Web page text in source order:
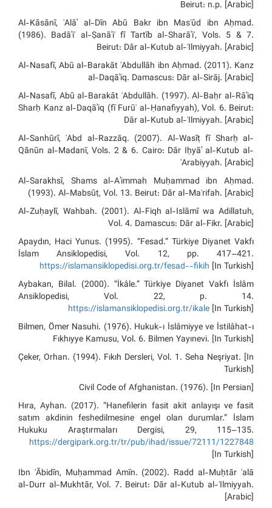
Beirut: n.p. [Arabic]
Al-Kāsānī, ʿAlāʾ al-Dīn Abū Bakr ibn Masʿūd ibn Aḥmad.
(1986). Badāʾiʿ al-Ṣanāʾiʿ fī Tartīb al-Sharāʾiʿ, Vols. 5 & 7.
Beirut: Dār al-Kutub al-ʿIlmiyyah. [Arabic]
Al-Nasafī, Abū al-Barakāt ʿAbdullāh ibn Aḥmad. (2011). Kanz
al-Daqāʾiq. Damascus: Dār al-Sirāj. [Arabic]
Al-Nasafī, Abū al-Barakāt ʿAbdullāh. (1997). Al-Baḥr al-Rāʾiq
Sharḥ Kanz al-Daqāʾiq (fī Furūʿ al-Ḥanafiyyah), Vol. 6. Beirut:
Dār al-Kutub al-ʿIlmiyyah. [Arabic]
Al-Sanhūrī, ʿAbd al-Razzāq. (2007). Al-Wasīṭ fī Sharḥ al-
Qānūn al-Madanī, Vols. 2 & 6. Cairo: Dār Iḥyāʾ al-Kutub al-
ʿArabiyyah. [Arabic]
Al-Sarakhsī, Shams al-Aʾimmah Muḥammad ibn Aḥmad.
(1993). Al-Mabsūṭ, Vol. 13. Beirut: Dār al-Maʿrifah. [Arabic]
Al-Zuḥaylī, Wahbah. (2001). Al-Fiqh al-Islāmī wa Adillatuh,
Vol. 4. Damascus: Dār al-Fikr. [Arabic]
Apaydın, Haci Yunus. (1995). “Fesad.” Türkiye Diyanet Vakfı
İslam Ansiklopedisi, Vol. 12, pp. 417–421.
https://islamansiklopedisi.org.tr/fesad--fikih [In Turkish]
Aybakan, Bilal. (2000). “İkâle.” Türkiye Diyanet Vakfı İslâm
Ansiklopedisi, Vol. 22, p. 14.
https://islamansiklopedisi.org.tr/ikale [In Turkish]
Bilmen, Ömer Nasuhi. (1976). Hukuk-ı İslâmiyye ve İstilâhat-ı
Fıkhıyye Kamusu, Vol. 6. Bilmen Yayınevi. [In Turkish]
Çeker, Orhan. (1994). Fıkıh Dersleri, Vol. 1. Seha Neşriyat. [In
Turkish]
Civil Code of Afghanistan. (1976). [In Persian]
Hıra, Ayhan. (2017). “Hanefilerin fasit akit anlayışı ve fasit
satım akdinin feshedilmesine engel olan durumlar.” İslam
Hukuku Araştırmaları Dergisi, 29, 115–135.
https://dergipark.org.tr/tr/pub/ihad/issue/72111/1227848
[In Turkish]
Ibn ʿĀbidīn, Muḥammad Amīn. (2002). Radd al-Muḥtār ʿalā
al-Durr al-Mukhtār, Vol. 7. Beirut: Dār al-Kutub al-ʿIlmiyyah.
[Arabic]